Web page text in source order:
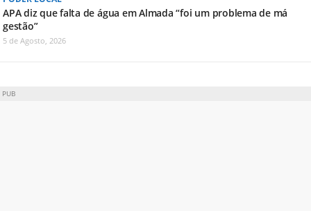
APA diz que falta de água em Almada “foi um problema de má
gestão”
5 de Agosto, 2026
PUB